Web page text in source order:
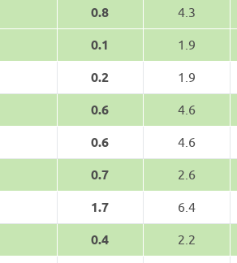
0.8 4.3
0.1 1.9
0.2 1.9
0.6 4.6
0.6 4.6
0.7 2.6
1.7 6.4
0.4 2.2